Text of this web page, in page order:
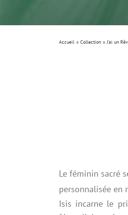
Accueil Collection J’ai un
Le féminin sacré
personnalisée en
Isis incarne le